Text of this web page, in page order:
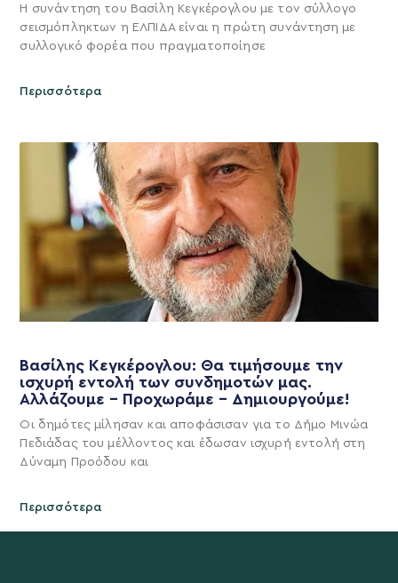
Η συνάντηση του Βασίλη Κεγκέρογλου με τον σύλλογο
σεισμόπληκτων η ΕΛΠΙΔΑ είναι η πρώτη συνάντηση με
συλλογικό φορέα που πραγματοποίησε
Περισσότερα
Βασίλης Κεγκέρογλου: Θα τιμήσουμε την
ισχυρή εντολή των συνδημοτών μας.
Αλλάζουμε – Προχωράμε – Δημιουργούμε!
Οι δημότες μίλησαν και αποφάσισαν για το Δήμο Μινώα
Πεδιάδας του μέλλοντος και έδωσαν ισχυρή εντολή στη
Δύναμη Προόδου και
Περισσότερα